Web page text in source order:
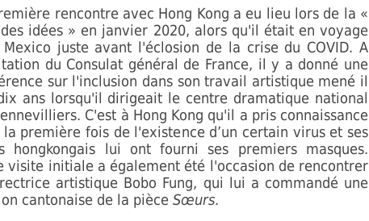
rencontre avec Hong Kong a eu lieu lors de la «
idées » en janvier 2020, alors qu'il était en voyage
juste avant l'éclosion de la crise du COVID. A
du Consulat général de France, il y a donné une
sur l'inclusion dans son travail artistique mené il
ans lorsqu'il dirigeait le centre dramatique national
C'est à Hong Kong qu'il a pris connaissance
la première fois de l'existence d’un certain virus et ses
hongkongais lui ont fourni ses premiers masques.
visite initiale a également été l'occasion de rencontrer
artistique Bobo Fung, qui lui a commandé une
cantonaise de la pièce Sœurs.